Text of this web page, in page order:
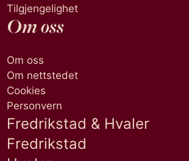
Tilgjengelighet
Om oss
Om oss
Om nettstedet
Cookies
Personvern
Fredrikstad & Hvaler
Fredrikstad